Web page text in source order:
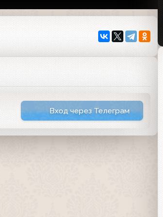
Вход через Телеграм